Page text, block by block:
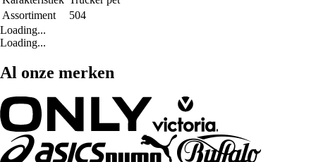
Assortiment
504
Loading...
Loading...
Al onze merken